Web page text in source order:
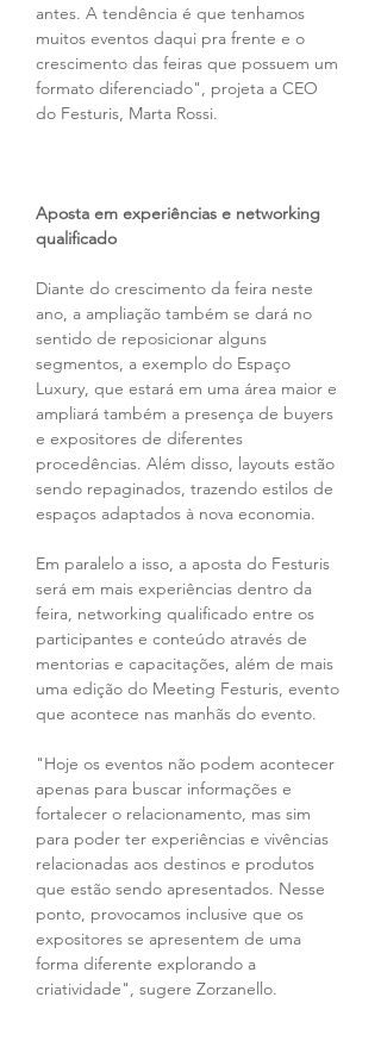
antes. A tendência é que tenhamos
muitos eventos daqui pra frente e o
crescimento das feiras que possuem um
formato diferenciado", projeta a CEO
do Festuris, Marta Rossi.
Aposta em experiências e networking
qualificado
Diante do crescimento da feira neste
ano, a ampliação também se dará no
sentido de reposicionar alguns
segmentos, a exemplo do Espaço
Luxury, que estará em uma área maior e
ampliará também a presença de buyers
e expositores de diferentes
procedências. Além disso, layouts estão
sendo repaginados, trazendo estilos de
espaços adaptados à nova economia.
Em paralelo a isso, a aposta do Festuris
será em mais experiências dentro da
feira, networking qualificado entre os
participantes e conteúdo através de
mentorias e capacitações, além de mais
uma edição do Meeting Festuris, evento
que acontece nas manhãs do evento.
"Hoje os eventos não podem acontecer
apenas para buscar informações e
fortalecer o relacionamento, mas sim
para poder ter experiências e vivências
relacionadas aos destinos e produtos
que estão sendo apresentados. Nesse
ponto, provocamos inclusive que os
expositores se apresentem de uma
forma diferente explorando a
criatividade", sugere Zorzanello.